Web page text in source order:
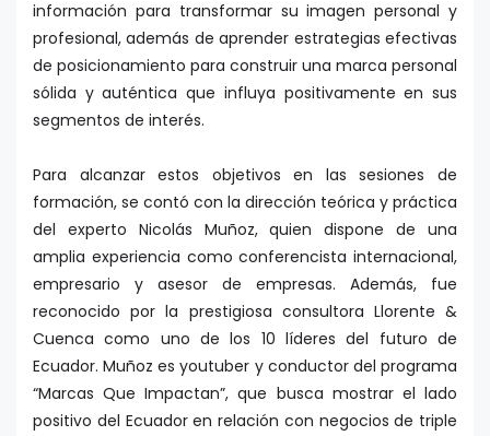
información para transformar su imagen personal y
profesional, además de aprender estrategias efectivas
de posicionamiento para construir una marca personal
sólida y auténtica que influya positivamente en sus
segmentos de interés.
Para alcanzar estos objetivos en las sesiones de
formación, se contó con la dirección teórica y práctica
del experto Nicolás Muñoz, quien dispone de una
amplia experiencia como conferencista internacional,
empresario y asesor de empresas. Además, fue
reconocido por la prestigiosa consultora Llorente &
Cuenca como uno de los 10 líderes del futuro de
Ecuador. Muñoz es youtuber y conductor del programa
“Marcas Que Impactan”, que busca mostrar el lado
positivo del Ecuador en relación con negocios de triple